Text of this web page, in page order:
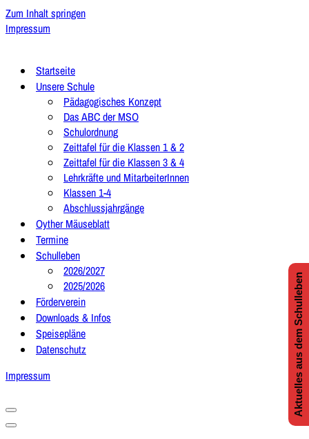
Zum Inhalt springen
Impressum
Startseite
Unsere Schule
Pädagogisches Konzept
Das ABC der MSO
Schulordnung
Zeittafel für die Klassen 1 & 2
Zeittafel für die Klassen 3 & 4
Lehrkräfte und MitarbeiterInnen
Klassen 1-4
Abschlussjahrgänge
Oyther Mäuseblatt
Termine
Schulleben
2026/2027
2025/2026
Förderverein
Downloads & Infos
Speisepläne
Datenschutz
Impressum
Navigationsmenü
Navigationsmenü
Aktuelles aus dem Schulleben